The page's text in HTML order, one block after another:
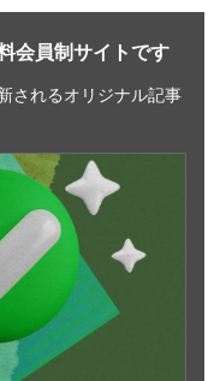
会員制サイトです
されるオリジナル記事